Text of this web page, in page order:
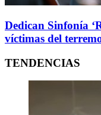
Dedican Sinfonía
víctimas del
TENDENCIAS